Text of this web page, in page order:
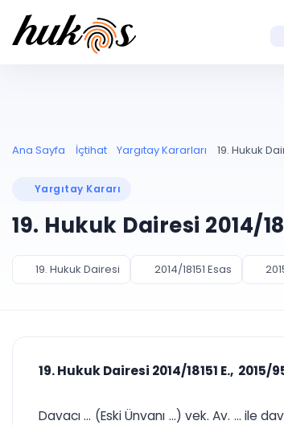
Ana Sayfa İçtihat Yargıtay Kararları 19. Hukuk
Yargıtay Kararı
19. Hukuk Dairesi 2014/
19. Hukuk Dairesi 2014/18151 Esas
19. Hukuk Dairesi 2014/18151 E., 2015/
Davacı ... (Eski Ünvanı ...) vek. Av. ... ile